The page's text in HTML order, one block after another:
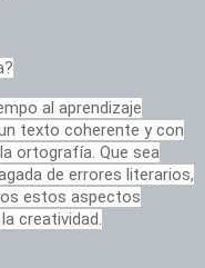
al aprendizaje
texto coherente y con
ortografía. Que sea
de errores literarios,
estos aspectos
creatividad.